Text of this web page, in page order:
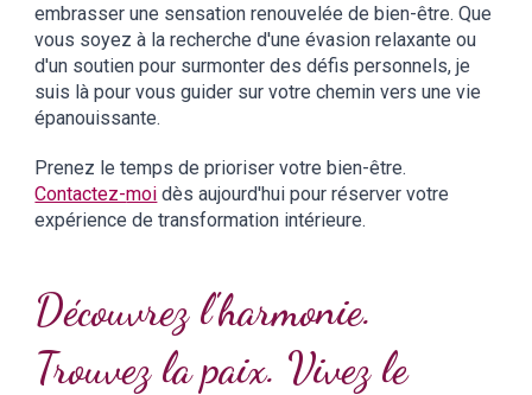
embrasser une sensation renouvelée de bien-être. Que
vous soyez à la recherche d'une évasion relaxante ou
d'un soutien pour surmonter des défis personnels,je
suis là pour vous guider sur votre chemin vers une vie
épanouissante.
Prenez le temps de prioriser votre bien-être.
Contactez-moi dès aujourd'hui pour réserver votre
expérience de transformation intérieure.
Découvrez l'harmonie.
Trouvez la paix. Vivez le